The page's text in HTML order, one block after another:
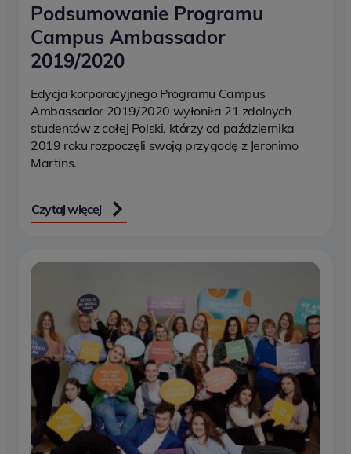
Podsumowanie Programu
Campus Ambassador
2019/2020
Edycja korporacyjnego Programu Campus
Ambassador 2019/2020 wyłoniła 21 zdolnych
studentów z całej Polski, którzy od października
2019 roku rozpoczęli swoją przygodę z Jeronimo
Martins.
Czytaj więcej